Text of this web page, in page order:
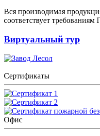
Вся производимая
соответствует
Виртуальный тур
Сертификаты
Офис